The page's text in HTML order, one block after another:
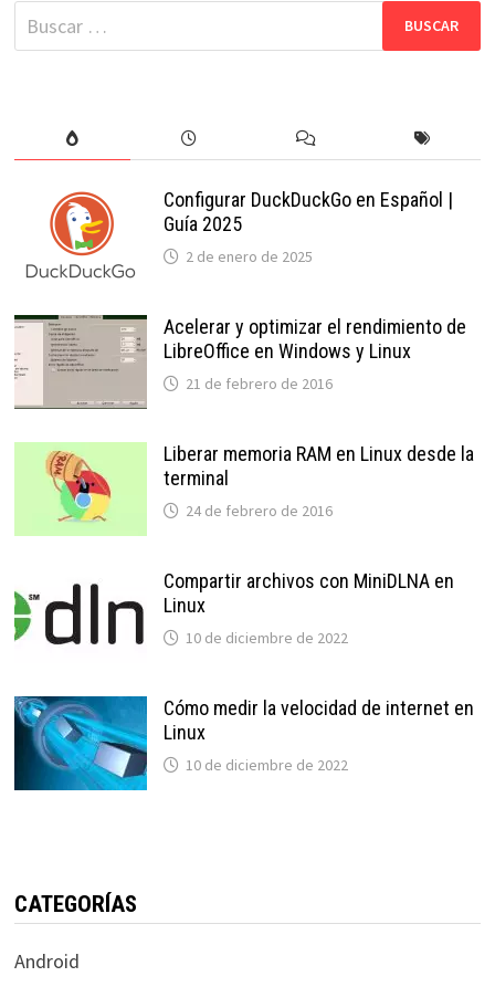
Buscar:
Configurar DuckDuckGo en Español |
Guía 2025
2 de enero de 2025
Acelerar y optimizar el rendimiento de
LibreOffice en Windows y Linux
21 de febrero de 2016
Liberar memoria RAM en Linux desde la
terminal
24 de febrero de 2016
Compartir archivos con MiniDLNA en
Linux
10 de diciembre de 2022
Cómo medir la velocidad de internet en
Linux
10 de diciembre de 2022
CATEGORÍAS
Android